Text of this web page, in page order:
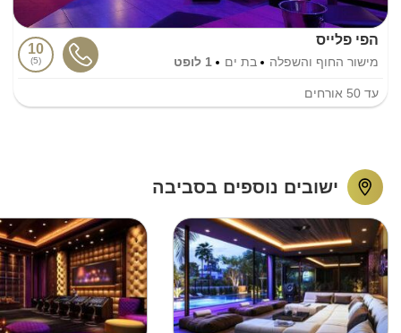
הפי פלייס
מישור החוף והשפלה בת ים 1 לופט
10
5
עד 50 אורחים
ישובים נוספים בסביבה